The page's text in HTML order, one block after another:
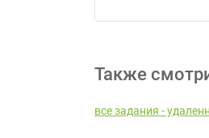
Также
все задания -